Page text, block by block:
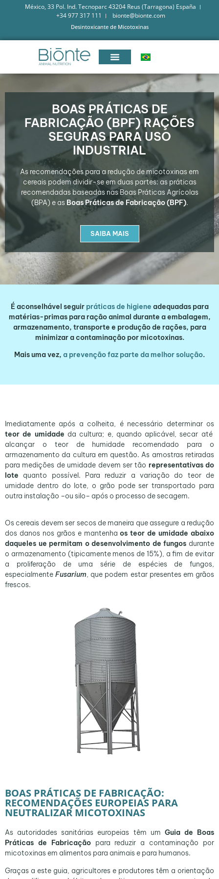
México, 33 Pol. Ind. Tecnoparc 43204 Reus (Tarragona) España
+34 977 317 111
bionte@bionte.com
Desintoxicante de Micotoxinas
BOAS PRÁTICAS DE
FABRICAÇÃO (BPF) RAÇÕES
SEGURAS PARA USO
INDUSTRIAL
As recomendações para a redução de micotoxinas em
cereais podem dividir-se em duas partes: as práticas
recomendadas baseadas nas Boas Práticas Agrícolas
(BPA) e as Boas Práticas de Fabricação (BPF).
SAIBA MAIS
É aconselhável seguir práticas de higiene adequadas para
matérias-primas para ração animal durante a embalagem,
armazenamento, transporte e produção de rações, para
minimizar a contaminação por micotoxinas.
Mais uma vez, a prevenção faz parte da melhor solução.
Imediatamente após a colheita, é necessário determinar os
teor de umidade da cultura; e, quando aplicável, secar até
alcançar o teor de humidade recomendado para o
armazenamento da cultura em questão. As amostras retiradas
para medições de umidade devem ser tão representativas do
lote quanto possível. Para reduzir a variação do teor de
umidade dentro do lote, o grão pode ser transportado para
outra instalação –ou silo– após o processo de secagem.
Os cereais devem ser secos de maneira que assegure a redução
dos danos nos grãos e mantenhaos teor de umidade abaixo
daqueles ue permitam o desenvolvimento de fungos durante
o armazenamento (tipicamente menos de 15%), a fim de evitar
a proliferação de uma série de espécies de fungos,
especialmenteFusarium, que podem estar presentes em grãos
frescos.
BOAS PRÁTICAS DE FABRICAÇÃO:
RECOMENDAÇÕES EUROPEIAS PARA
NEUTRALIZAR MICOTOXINAS
As autoridades sanitárias europeias têm um Guia de Boas
Práticas de Fabricaçãopara reduzir a contaminação por
micotoxinas em alimentos para animais e para humanos.
Graças a este guia, agricultores e produtores têm a orientação